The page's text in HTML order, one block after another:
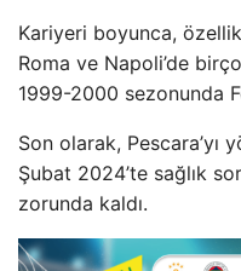
Kariyeri boyunca,
Roma ve Napoli’de
1999-2000 sezonunda
Son olarak, Pescara’yı
Şubat 2024’te sağlık
zorunda kaldı.